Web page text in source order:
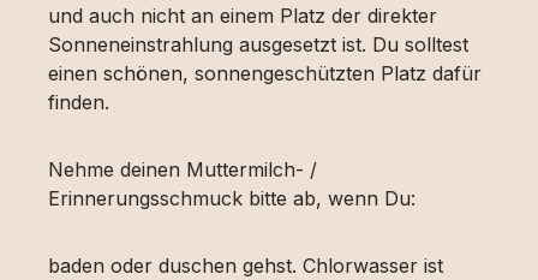
und auch nicht an einem Platz der direkter
Sonneneinstrahlung ausgesetzt ist. Du solltest
einen schönen, sonnengeschützten Platz dafür
finden.
Nehme deinen Muttermilch- /
Erinnerungsschmuck bitte ab, wenn Du:
baden oder duschen gehst. Chlorwasser ist